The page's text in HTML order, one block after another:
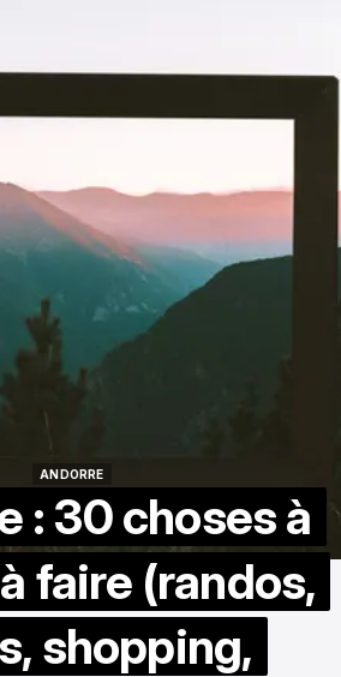
ANDORRE
: 30 choses à
faire (randos,
shopping,